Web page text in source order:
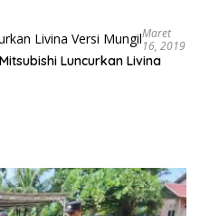
Maret
16, 2019
Luncurkan Livina